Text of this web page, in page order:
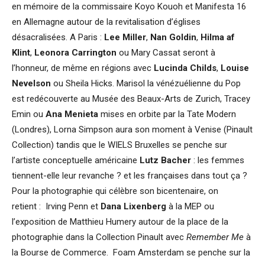
en mémoire de la commissaire Koyo Kouoh et Manifesta 16
en Allemagne autour de la revitalisation d’églises
désacralisées. A Paris : Lee Miller, Nan Goldin, Hilma af
Klint, Leonora Carrington ou Mary Cassat seront à
l’honneur, de même en régions avec Lucinda Childs, Louise
Nevelson ou Sheila Hicks. Marisol la vénézuélienne du Pop
est redécouverte au Musée des Beaux-Arts de Zurich, Tracey
Emin ou Ana Menieta mises en orbite par la Tate Modern
(Londres), Lorna Simpson aura son moment à Venise (Pinault
Collection) tandis que le WIELS Bruxelles se penche sur
l’artiste conceptuelle américaine Lutz Bacher : les femmes
tiennent-elle leur revanche ? et les françaises dans tout ça ?
Pour la photographie qui célèbre son bicentenaire, on
retient : Irving Penn et Dana Lixenberg à la MEP ou
l’exposition de Matthieu Humery autour de la place de la
photographie dans la Collection Pinault avec Remember Me à
la Bourse de Commerce. Foam Amsterdam se penche sur la